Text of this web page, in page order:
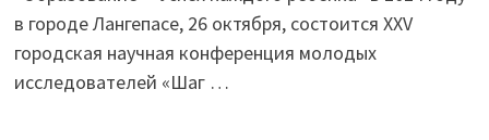
в городе Лангепасе, 26 октября, состоится XXV
городская научная конференция молодых
исследователей «Шаг …